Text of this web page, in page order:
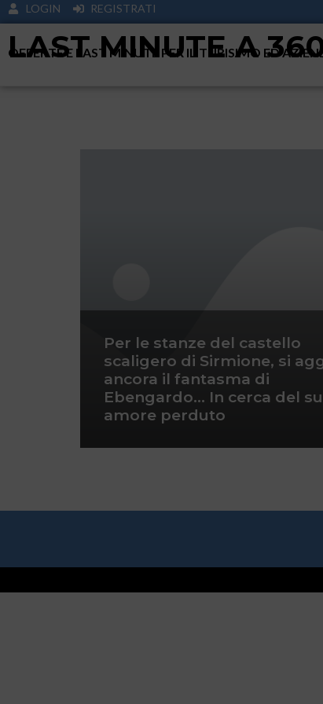
LOGIN REGISTRATI
LAST MINUTE A
OFFERTE E LAST MINUTE PER IL TURISIMO ED
Per le stanze del castello
scaligero di Sirmione, si
ancora il fantasma di
Ebengardo… In cerca del
amore perduto